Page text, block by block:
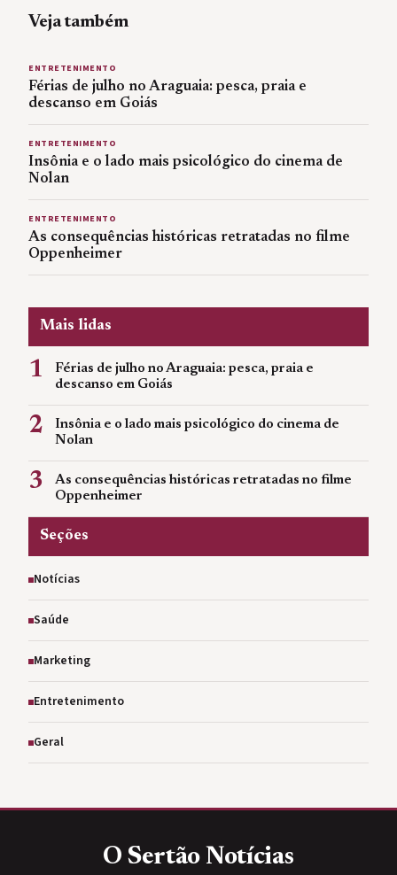
Veja também
ENTRETENIMENTO
Férias de julho no Araguaia: pesca, praia e
descanso em Goiás
ENTRETENIMENTO
Insônia e o lado mais psicológico do cinema de
Nolan
ENTRETENIMENTO
As consequências históricas retratadas no filme
Oppenheimer
Mais lidas
1
Férias de julho no Araguaia: pesca, praia e
descanso em Goiás
2
Insônia e o lado mais psicológico do cinema de
Nolan
3
As consequências históricas retratadas no filme
Oppenheimer
Seções
Notícias
Saúde
Marketing
Entretenimento
Geral
O Sertão Notícias